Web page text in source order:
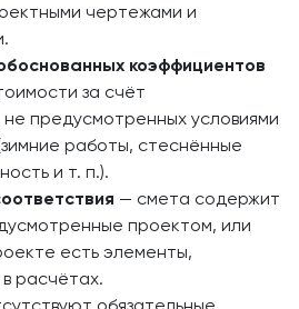
чертежами и
коэффициентов
за счёт
предусмотренных условиями
работы, стеснённые
и т. п.).
— смета содержит
проектом, или
есть элементы,
расчётах.